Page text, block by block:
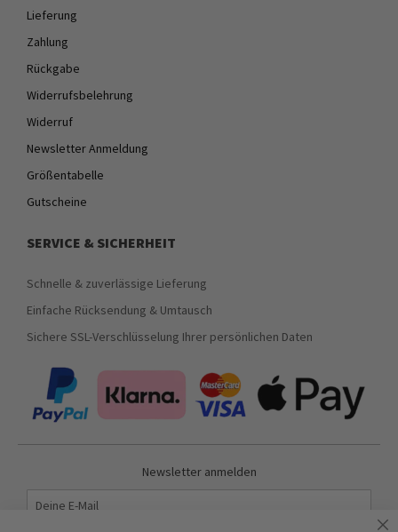
Lieferung
Zahlung
Rückgabe
Widerrufsbelehrung
Widerruf
Newsletter Anmeldung
Größentabelle
Gutscheine
SERVICE & SICHERHEIT
Schnelle & zuverlässige Lieferung
Einfache Rücksendung & Umtausch
Sichere SSL-Verschlüsselung Ihrer persönlichen Daten
Newsletter anmelden